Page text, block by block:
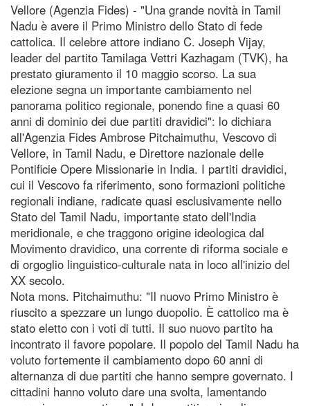
Vellore (Agenzia Fides) - "Una grande novità in Tamil
Nadu è avere il Primo Ministro dello Stato di fede
cattolica. Il celebre attore indiano C. Joseph Vijay,
leader del partito Tamilaga Vettri Kazhagam (TVK), ha
prestato giuramento il 10 maggio scorso. La sua
elezione segna un importante cambiamento nel
panorama politico regionale, ponendo fine a quasi 60
anni di dominio dei due partiti dravidici": lo dichiara
all'Agenzia Fides Ambrose Pitchaimuthu, Vescovo di
Vellore, in Tamil Nadu, e Direttore nazionale delle
Pontificie Opere Missionarie in India. I partiti dravidici,
cui il Vescovo fa riferimento, sono formazioni politiche
regionali indiane, radicate quasi esclusivamente nello
Stato del Tamil Nadu, importante stato dell'India
meridionale, e che traggono origine ideologica dal
Movimento dravidico, una corrente di riforma sociale e
di orgoglio linguistico-culturale nata in loco all'inizio del
XX secolo.
Nota mons. Pitchaimuthu: "Il nuovo Primo Ministro è
riuscito a spezzare un lungo duopolio. È cattolico ma è
stato eletto con i voti di tutti. Il suo nuovo partito ha
incontrato il favore popolare. Il popolo del Tamil Nadu ha
voluto fortemente il cambiamento dopo 60 anni di
alternanza di due partiti che hanno sempre governato. I
cittadini hanno voluto dare una svolta, lamentando